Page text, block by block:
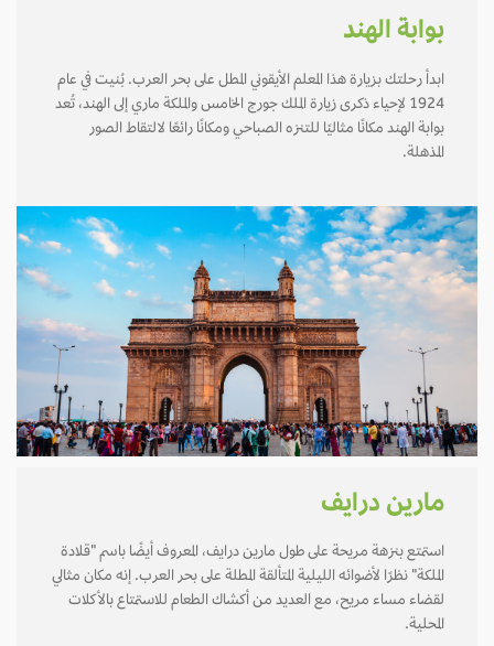
بوابة الهند
ابدأ رحلتك بزيارة هذا المعلم الأيقوني المطل على بحر العرب. بُنيت في عام
1924 لإحياء ذكرى زيارة الملك جورج الخامس والملكة ماري إلى الهند، تُعد
بوابة الهند مكانًا مثاليًا للتنزه الصباحي ومكانًا رائعًا لالتقاط الصور
المذهلة.
مارين درايف
استمتع بنزهة مريحة على طول مارين درايف، المعروف أيضًا باسم "قلادة
الملكة" نظرًا لأضوائه الليلية المتألقة المطلة على بحر العرب. إنه مكان مثالي
لقضاء مساء مريح، مع العديد من أكشاك الطعام للاستمتاع بالأكلات
المحلية.